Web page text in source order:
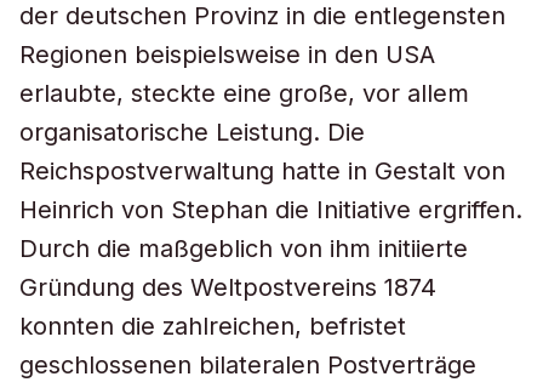
der deutschen Provinz in die entlegensten
Regionen beispielsweise in den USA
erlaubte, steckte eine große, vor allem
organisatorische Leistung. Die
Reichspostverwaltung hatte in Gestalt von
Heinrich von Stephan die Initiative ergriffen.
Durch die maßgeblich von ihm initiierte
Gründung des Weltpostvereins 1874
konnten die zahlreichen, befristet
geschlossenen bilateralen Postverträge